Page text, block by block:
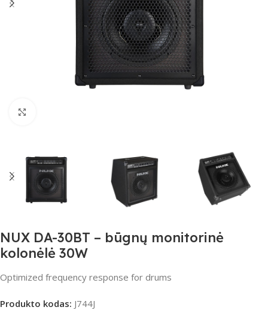
NUX DA-30BT – būgnų monitorinė
kolonėlė 30W
Optimized frequency response for drums
Produkto kodas: J744J